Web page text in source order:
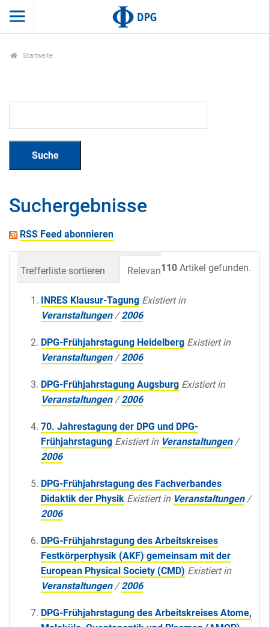
Startseite
Suchergebnisse
RSS Feed abonnieren
110 Artikel gefunden.
Trefferliste sortieren Relevanz Datum
INRES Klausur-Tagung Existiert in
Veranstaltungen /2006
DPG-Frühjahrstagung Heidelberg Existiert in
Veranstaltungen /2006
DPG-Frühjahrstagung Augsburg Existiert in
Veranstaltungen /2006
70. Jahrestagung der DPG und DPG-
Frühjahrstagung Existiert in Veranstaltungen /
2006
DPG-Frühjahrstagung des Fachverbandes
Didaktik der Physik Existiert in Veranstaltungen /
2006
DPG-Frühjahrstagung des Arbeitskreises
Festkörperphysik (AKF) gemeinsam mit der
European Physical Society (CMD) Existiert in
Veranstaltungen /2006
DPG-Frühjahrstagung des Arbeitskreises Atome,